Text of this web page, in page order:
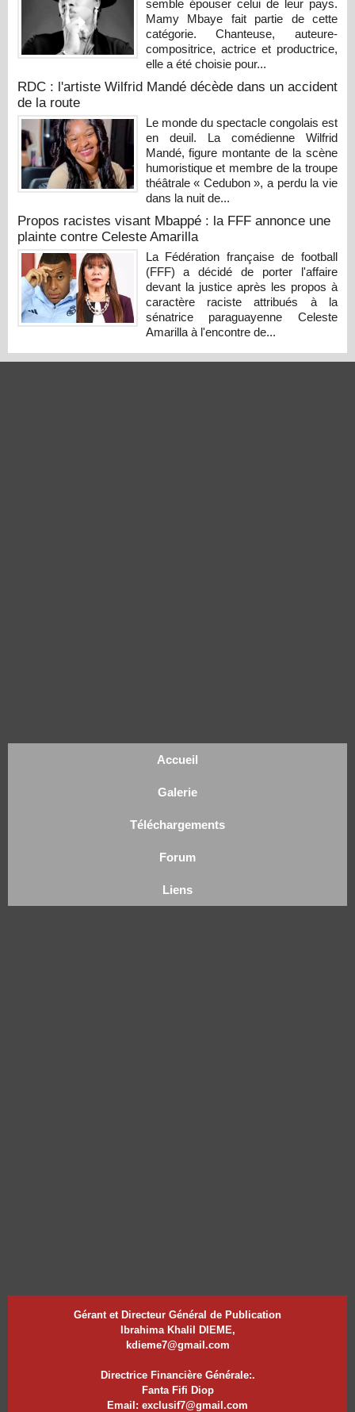
semble épouser celui de leur pays.
Mamy Mbaye fait partie de cette
catégorie. Chanteuse, auteure-
compositrice, actrice et productrice,
elle a été choisie pour...
RDC : l'artiste Wilfrid Mandé décède dans un accident
de la route
Le monde du spectacle congolais est
en deuil. La comédienne Wilfrid
Mandé, figure montante de la scène
humoristique et membre de la troupe
théâtrale « Cedubon », a perdu la vie
dans la nuit de...
Propos racistes visant Mbappé : la FFF annonce une
plainte contre Celeste Amarilla
La Fédération française de football
(FFF) a décidé de porter l'affaire
devant la justice après les propos à
caractère raciste attribués à la
sénatrice paraguayenne Celeste
Amarilla à l'encontre de...
Accueil
Galerie
Téléchargements
Forum
Liens
Gérant et Directeur Général de Publication
Ibrahima Khalil DIEME,
kdieme7@gmail.com
Directrice Financière Générale:.
Fanta Fifi Diop
Email: exclusif7@gmail.com